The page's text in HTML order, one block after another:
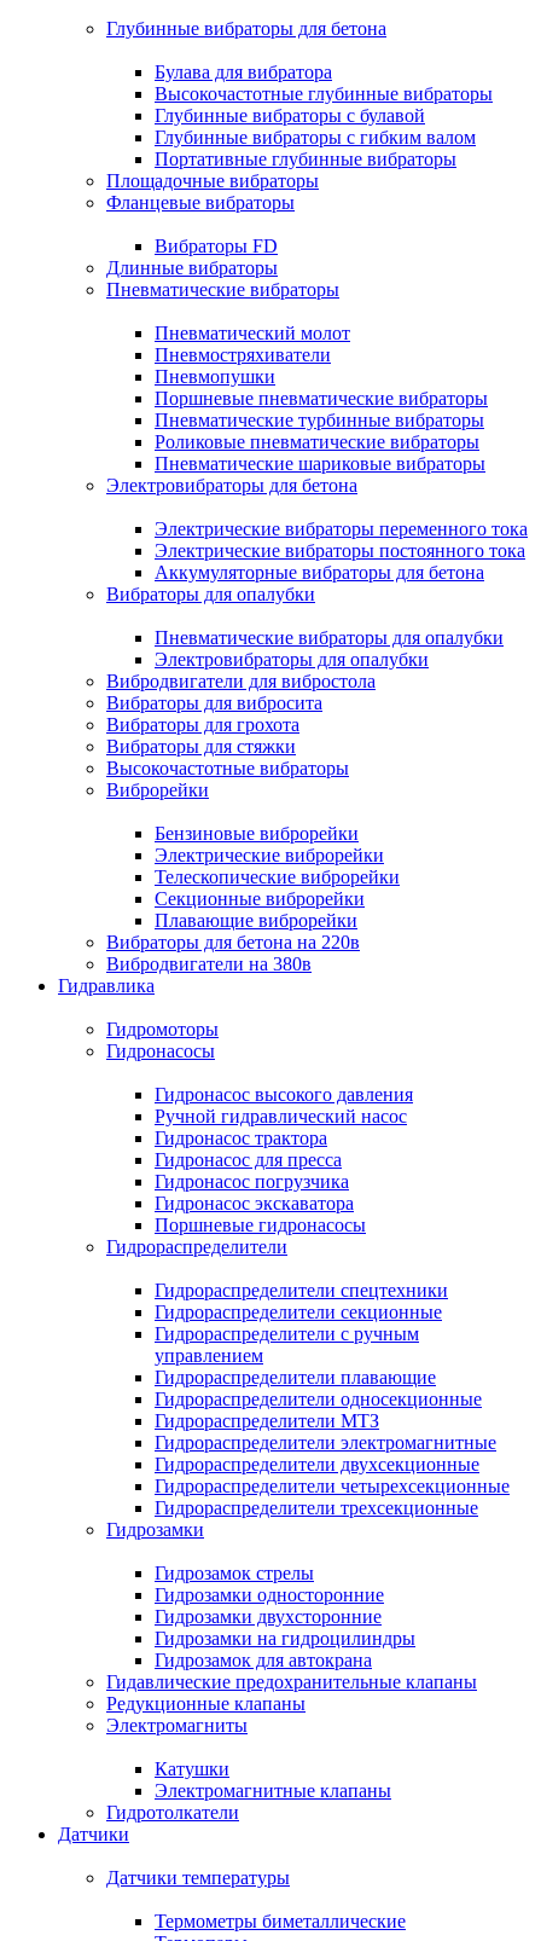
Глубинные вибраторы для бетона
Булава для вибратора
Высокочастотные глубинные вибраторы
Глубинные вибраторы с булавой
Глубинные вибраторы с гибким валом
Портативные глубинные вибраторы
Площадочные вибраторы
Фланцевые вибраторы
Вибраторы FD
Длинные вибраторы
Пневматические вибраторы
Пневматический молот
Пневмостряхиватели
Пневмопушки
Поршневые пневматические вибраторы
Пневматические турбинные вибраторы
Роликовые пневматические вибраторы
Пневматические шариковые вибраторы
Электровибраторы для бетона
Электрические вибраторы переменного тока
Электрические вибраторы постоянного тока
Аккумуляторные вибраторы для бетона
Вибраторы для опалубки
Пневматические вибраторы для опалубки
Электровибраторы для опалубки
Вибродвигатели для вибростола
Вибраторы для вибросита
Вибраторы для грохота
Вибраторы для стяжки
Высокочастотные вибраторы
Виброрейки
Бензиновые виброрейки
Электрические виброрейки
Телескопические виброрейки
Секционные виброрейки
Плавающие виброрейки
Вибраторы для бетона на 220в
Вибродвигатели на 380в
Гидравлика
Гидромоторы
Гидронасосы
Гидронасос высокого давления
Ручной гидравлический насос
Гидронасос трактора
Гидронасос для пресса
Гидронасос погрузчика
Гидронасос экскаватора
Поршневые гидронасосы
Гидрораспределители
Гидрораспределители спецтехники
Гидрораспределители секционные
Гидрораспределители с ручным
управлением
Гидрораспределители плавающие
Гидрораспределители односекционные
Гидрораспределители МТЗ
Гидрораспределители электромагнитные
Гидрораспределители двухсекционные
Гидрораспределители четырехсекционные
Гидрораспределители трехсекционные
Гидрозамки
Гидрозамок стрелы
Гидрозамки односторонние
Гидрозамки двухсторонние
Гидрозамки на гидроцилиндры
Гидрозамок для автокрана
Гидавлические предохранительные клапаны
Редукционные клапаны
Электромагниты
Катушки
Электромагнитные клапаны
Гидротолкатели
Датчики
Датчики температуры
Термометры биметаллические